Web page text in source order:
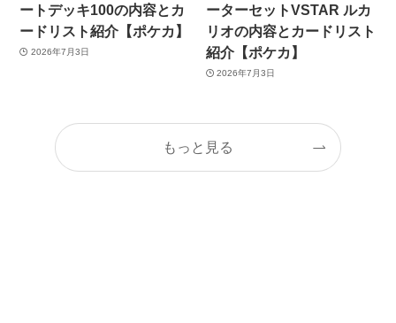
ートデッキ100の内容とカ
ードリスト紹介【ポケカ】
2026年7月3日
ーターセットVSTAR ルカ
リオの内容とカードリスト
紹介【ポケカ】
2026年7月3日
もっと見る